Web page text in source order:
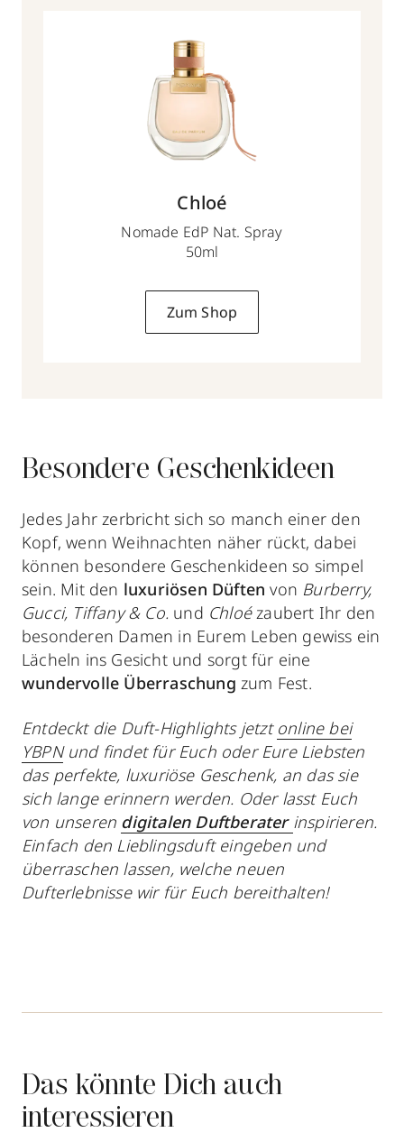
Chloé
Nomade EdP Nat. Spray
50ml
Zum Shop
Besondere Geschenkideen
Jedes Jahr zerbricht sich so manch einer den
Kopf, wenn Weihnachten näher rückt, dabei
können besondere Geschenkideen so simpel
sein. Mit den luxuriösen Düften von Burberry,
Gucci, Tiffany & Co. und Chloézaubert Ihr den
besonderen Damen in Eurem Leben gewiss ein
Lächeln ins Gesicht und sorgt für eine
wundervolle Überraschung zum Fest.
Entdeckt die Duft-Highlights jetzt online bei
YBPNund findet für Euch oder Eure Liebsten
das perfekte, luxuriöse Geschenk, an das sie
sich lange erinnern werden. Oder lasst Euch
von unseren digitalen Duftberater inspirieren.
Einfach den Lieblingsduft eingeben und
überraschen lassen, welche neuen
Dufterlebnisse wir für Euch bereithalten!
Das könnte Dich auch
interessieren